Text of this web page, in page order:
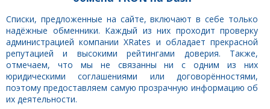
Списки, предложенные на сайте, включают в себе только
надёжные обменники. Каждый из них проходит проверку
администрацией компании XRates и обладает прекрасной
репутацией и высокими рейтингами доверия. Также,
отмечаем, что мы не связанны ни с одним из них
юридическими соглашениями или договорённостями,
поэтому предоставляем самую прозрачную информацию об
их деятельности.